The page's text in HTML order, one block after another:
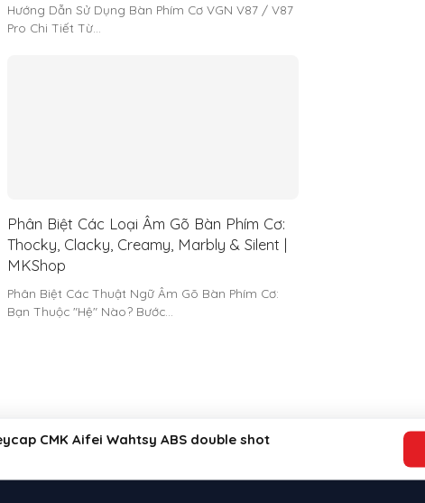
Hướng Dẫn Sử Dụng Bàn Phím Cơ VGN V87 / V87
Pro Chi Tiết Từ…
Phân Biệt Các Loại Âm Gõ Bàn Phím Cơ:
Thocky, Clacky, Creamy, Marbly & Silent |
MKShop
Phân Biệt Các Thuật Ngữ Âm Gõ Bàn Phím Cơ:
Bạn Thuộc "Hệ" Nào? Bước…
CMK Aifei Wahtsy ABS double shot